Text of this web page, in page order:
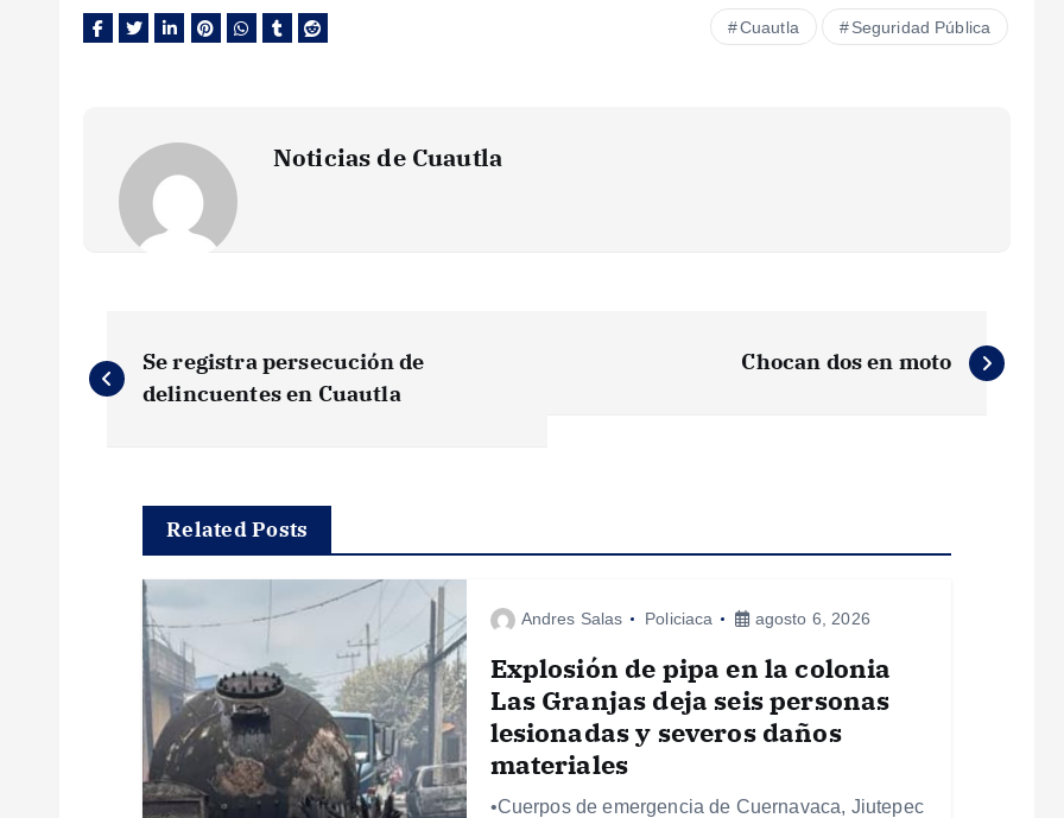
Cuautla Seguridad Pública
Noticias de Cuautla
a
Se registra persecución de
delincuentes en Cuautla
Chocan dos en moto
Related Posts
Andres Salas Policiaca agosto 6, 2026
Explosión de pipa en la colonia
Las Granjas deja seis personas
lesionadas y severos daños
materiales
•Cuerpos de emergencia de Cuernavaca, Jiutepec